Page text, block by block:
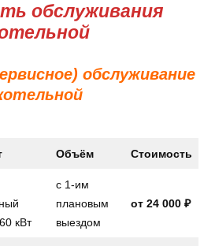
обслуживания
обслуживание
Объём Стоимость
кВт
с 1-им
плановым
выездом
от 24 000 ₽